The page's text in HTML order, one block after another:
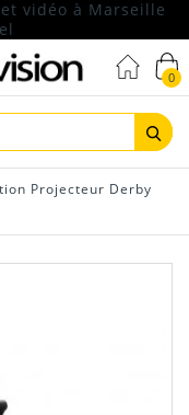
0
Projecteur Derby